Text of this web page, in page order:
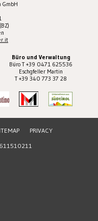
GmbH
Büro und Verwaltung
Büro T +39 0471 625536
Eschgfeller Martin
T +39 340 773 37 28
PRIVACY